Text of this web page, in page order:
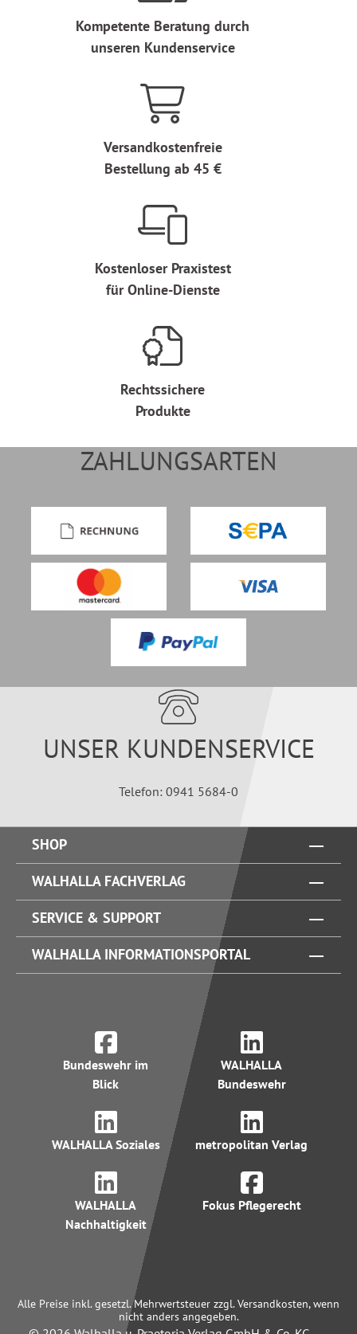
Kompetente Beratung durch
unseren Kundenservice
Versandkostenfreie
Bestellung ab 45 €
Kostenloser Praxistest
für Online-Dienste
Rechtssichere
Produkte
ZAHLUNGSARTEN
UNSER KUNDENSERVICE
Telefon: 0941 5684-0
SHOP
WALHALLA FACHVERLAG
SERVICE & SUPPORT
WALHALLA INFORMATIONSPORTAL
Bundeswehr im
Blick
WALHALLA
Bundeswehr
WALHALLA Soziales metropolitan Verlag
WALHALLA
Nachhaltigkeit
Fokus Pflegerecht
Alle Preise inkl. gesetzl. Mehrwertsteuer zzgl. Versandkosten, wenn
nicht anders angegeben.